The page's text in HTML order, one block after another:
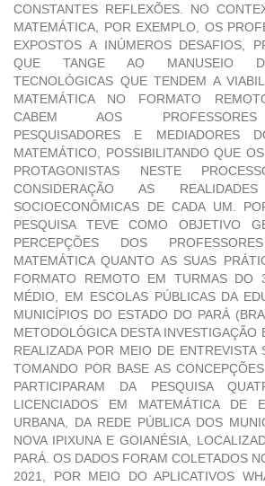
CONSTANTES REFLEXÕES. NO
MATEMÁTICA, POR EXEMPLO, OS
EXPOSTOS A INÚMEROS DESAFIOS,
QUE TANGE AO MANUSEIO DE
TECNOLÓGICAS QUE TENDEM A
MATEMÁTICA NO FORMATO
CABEM AOS PROFESSORES
PESQUISADORES E MEDIADORES
MATEMÁTICO, POSSIBILITANDO QUE
PROTAGONISTAS NESTE
CONSIDERAÇÃO AS
SOCIOECONÔMICAS DE CADA UM.
PESQUISA TEVE COMO OBJETIVO
PERCEPÇÕES DOS
MATEMÁTICA QUANTO AS SUAS
FORMATO REMOTO EM TURMAS DO
MÉDIO, EM ESCOLAS PÚBLICAS DA
MUNICÍPIOS DO ESTADO DO PARÁ
METODOLÓGICA DESTA INVESTIGAÇÃO
REALIZADA POR MEIO DE ENTREVISTA
TOMANDO POR BASE AS
PARTICIPARAM DA PESQUISA
LICENCIADOS EM MATEMÁTICA DE
URBANA, DA REDE PÚBLICA DOS
NOVA IPIXUNA E GOIANÉSIA,
PARÁ. OS DADOS FORAM COLETADOS
2021, POR MEIO DO APLICATIVOS